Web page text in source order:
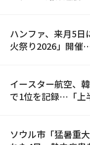
ハンファ、来月5日
火祭り2026」開催
イースター航空、
で1位を記録…「上
ソウル市「猛暑重